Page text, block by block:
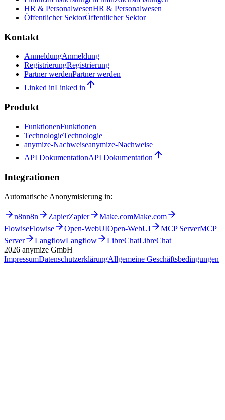
HR & PersonalwesenHR & Personalwesen
Öffentlicher SektorÖffentlicher Sektor
Kontakt
AnmeldungAnmeldung
RegistrierungRegistrierung
Partner werdenPartner werden
Linked inLinked in
Produkt
FunktionenFunktionen
TechnologieTechnologie
anymize-Nachweiseanymize-Nachweise
API DokumentationAPI Dokumentation
Integrationen
Automatische Anonymisierung in:
n8nn8n ZapierZapier Make.comMake.com
FlowiseFlowise Open-WebUIOpen-WebUI MCP ServerMCP
Server
LangflowLangflow LibreChatLibreChat
2026 anymize GmbH
ImpressumDatenschutzerklärungAllgemeine Geschäftsbedingungen